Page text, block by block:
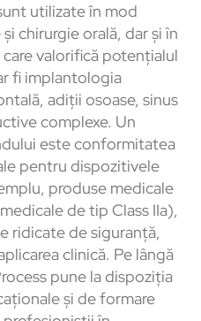
utilizate în mod
chirurgie orală, dar și în
valorifică potențialul
fi implantologia
adiții osoase, sinus
complexe. Un
este conformitatea
pentru dispozitivele
produse medicale
de tip Class IIa),
ridicate de siguranță,
clinică. Pe lângă
pune la dispoziția
și de formare